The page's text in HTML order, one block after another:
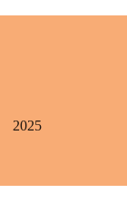
+1
2025